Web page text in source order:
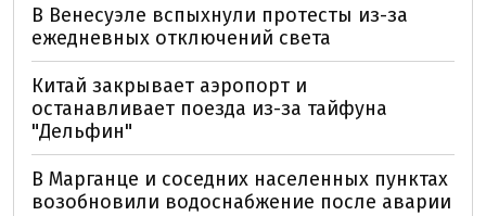
В Венесуэле вспыхнули протесты из-за
ежедневных отключений света
Китай закрывает аэропорт и
останавливает поезда из-за тайфуна
"Дельфин"
В Марганце и соседних населенных пунктах
возобновили водоснабжение после аварии